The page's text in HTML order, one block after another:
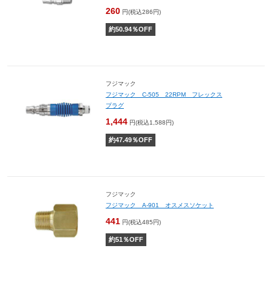
260 円(税込286円)
約50.94％OFF
フジマック
フジマック C-505 22RPM フレックス
プラグ
1,444 円(税込1,588円)
約47.49％OFF
フジマック
フジマック A-901 オスメスソケット
441 円(税込485円)
約51 ％OFF